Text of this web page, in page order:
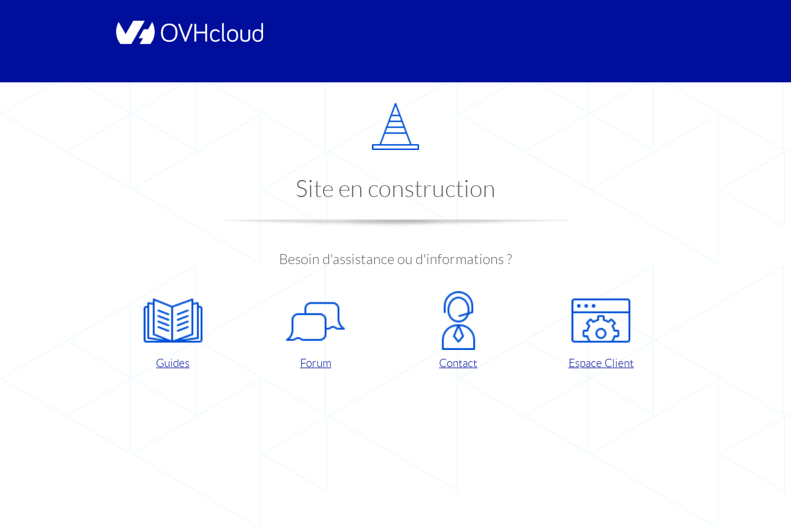
Site en construction
Besoin d'assistance ou d'informations ?
Guides Forum Contact Espace Client